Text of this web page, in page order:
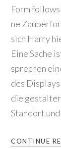
Form
ne
sich Harry
Eine Sache
sprechen
des
die
Standort
CONTINUE